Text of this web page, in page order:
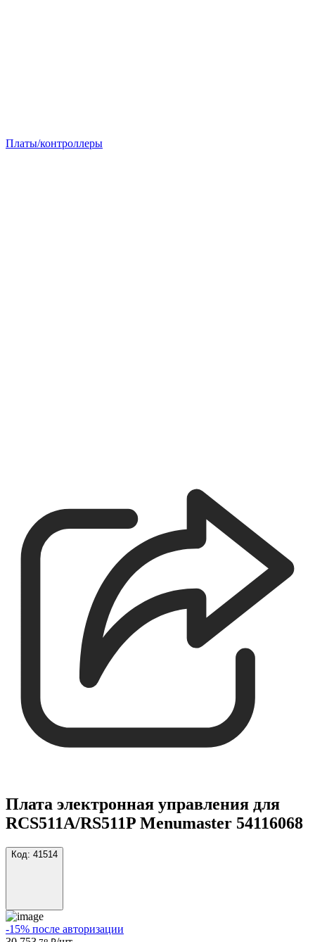
Платы/контроллеры
Плата электронная управления для
RCS511A/RS511P Menumaster 54116068
Код: 41514
-15% после авторизации